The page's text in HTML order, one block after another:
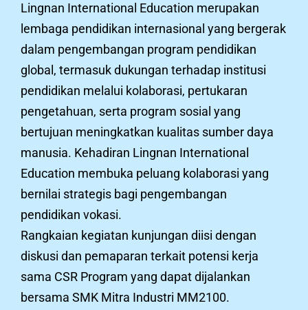
Lingnan International Education merupakan
lembaga pendidikan internasional yang bergerak
dalam pengembangan program pendidikan
global, termasuk dukungan terhadap institusi
pendidikan melalui kolaborasi, pertukaran
pengetahuan, serta program sosial yang
bertujuan meningkatkan kualitas sumber daya
manusia. Kehadiran Lingnan International
Education membuka peluang kolaborasi yang
bernilai strategis bagi pengembangan
pendidikan vokasi.
Rangkaian kegiatan kunjungan diisi dengan
diskusi dan pemaparan terkait potensi kerja
sama CSR Program yang dapat dijalankan
bersama SMK Mitra Industri MM2100.